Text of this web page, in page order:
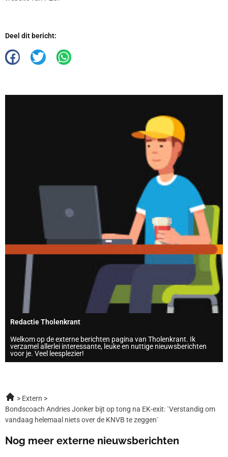
Deel dit bericht:
Redactie Tholenkrant
Welkom op de externe berichten pagina van Tholenkrant. Ik
verzamel allerlei interessante, leuke en nuttige nieuwsberichten
voor je. Veel leesplezier!
Extern
Bondscoach Andries Jonker bijt op tong na EK-exit: `Verstandig om
vandaag helemaal niets over de KNVB te zeggen`
Nog meer externe nieuwsberichten